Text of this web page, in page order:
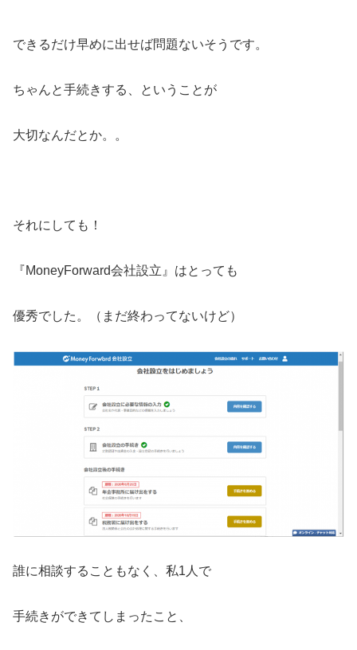
できるだけ早めに出せば問題ないそうです。
ちゃんと手続きする、ということが
大切なんだとか。。
それにしても！
『MoneyForward会社設立』はとっても
優秀でした。（まだ終わってないけど）
誰に相談することもなく、私1人で
手続きができてしまったこと、